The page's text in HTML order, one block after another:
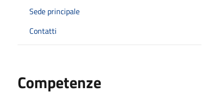
Sede principale
Contatti
Competenze